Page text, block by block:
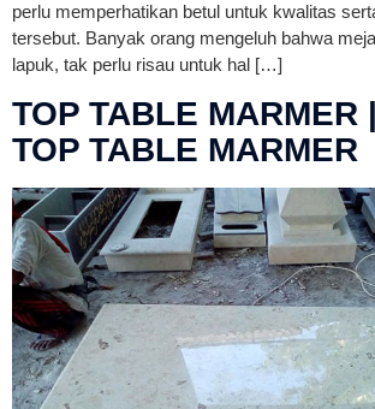
perlu memperhatikan betul untuk kwalitas
tersebut. Banyak orang mengeluh bahwa
lapuk, tak perlu risau untuk hal […]
TOP TABLE MARMER
TOP TABLE MARMER